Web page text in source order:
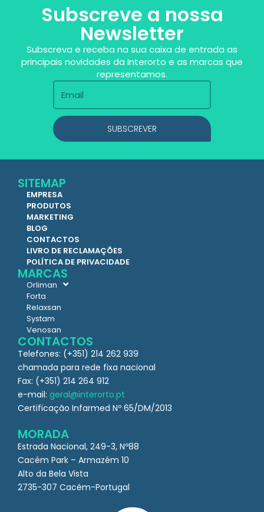
Subscreve a nossa
Newsletter
Subscreva e receba na sua caixa de entrada as
principais novidades da Interorto e as marcas que
representamos.
SUBSCREVER
SITEMAP
EMPRESA
PRODUTOS
MARKETING
BLOG
CONTACTOS
LIVRO DE RECLAMAÇÕES
POLÍTICA DE PRIVACIDADE
MARCAS
Orliman
Forta
Relaxsan
Systam
Venosan
CONTACTOS
Telefones: (+351) 214 262 939
chamada para rede fixa nacional
Fax: (+351) 214 264 912
e-mail: geral@interorto.pt
Certificação Infarmed Nº 65/DM/2013
MORADA
Estrada Nacional, 249-3, Nº88
Cacém Park – Armazém 10
Alto da Bela Vista
2735-307 Cacém-Portugal